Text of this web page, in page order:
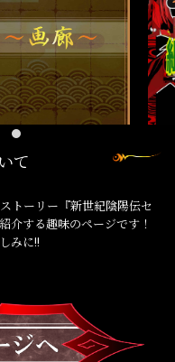
て
トーリー『新世紀陰陽伝セ
介する趣味のページです！
みに!!